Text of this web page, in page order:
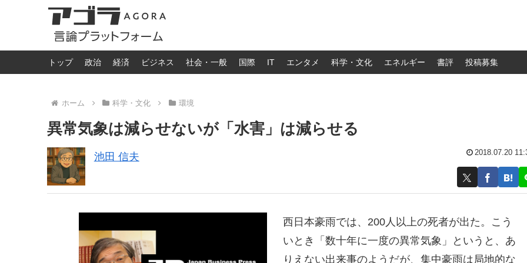
トップ 政治 経済 ビジネス 社会・一般 国際 IT エンタメ 科学・文化 エネルギー 書評 投稿募集
ホーム 科学・文化 環境
異常気象は減らせないが「水害」は減らせる
池田 信夫 2018.07.20
西日本豪雨では、200人以上の死者が出た。こう
いとき「数十年に一度の異常気象」というと、あ
りえない出来事のようだが、集中豪雨は局地的な